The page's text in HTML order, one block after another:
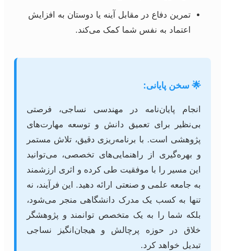
تمرین دفاع در مقابل آینه یا دوستان به افزایش
اعتماد به نفس شما کمک می‌کند.
🌟 سخن پایانی:
انجام پایان‌نامه در مهندسی نساجی، فرصتی
بی‌نظیر برای تعمیق دانش و توسعه مهارت‌های
پژوهشی است. با برنامه‌ریزی دقیق، تلاش مستمر
و بهره‌گیری از راهنمایی‌های تخصصی، می‌توانید
این مسیر را با موفقیت طی کرده و اثری ارزشمند
به جامعه علمی و صنعتی ارائه دهید. این فرآیند، نه
تنها به کسب یک مدرک دانشگاهی منجر می‌شود،
بلکه شما را به یک متخصص توانمند و پژوهشگر
خلاق در حوزه پرچالش و هیجان‌انگیز نساجی
تبدیل خواهد کرد.